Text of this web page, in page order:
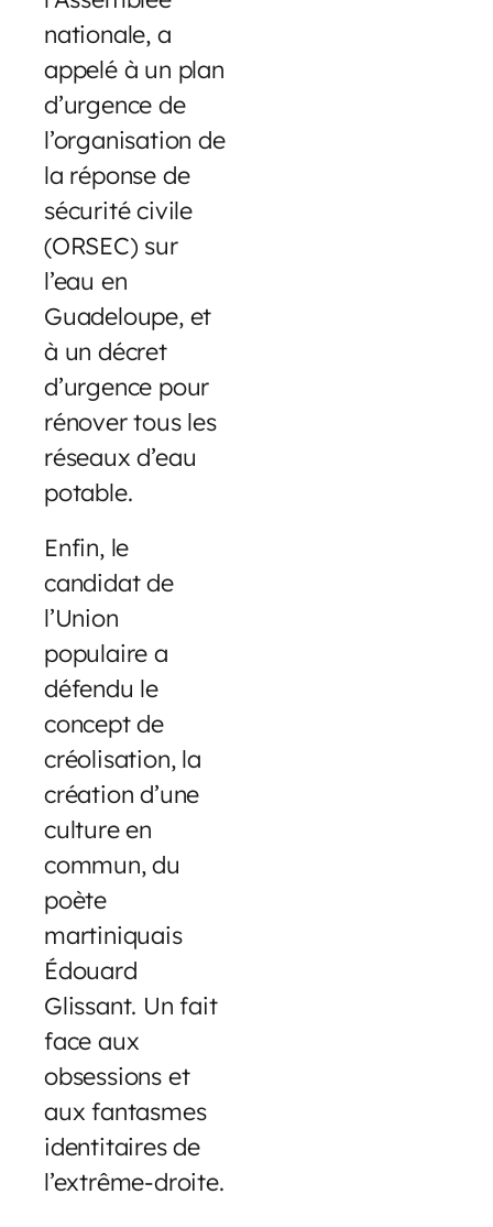
nationale, a
appelé à un plan
d’urgence de
l’organisation de
la réponse de
sécurité civile
(ORSEC) sur
l’eau en
Guadeloupe, et
à un décret
d’urgence pour
rénover tous les
réseaux d’eau
potable.
Enfin, le
candidat de
l’Union
populaire a
défendu le
concept de
créolisation, la
création d’une
culture en
commun, du
poète
martiniquais
Édouard
Glissant. Un fait
face aux
obsessions et
aux fantasmes
identitaires de
l’extrême-droite.